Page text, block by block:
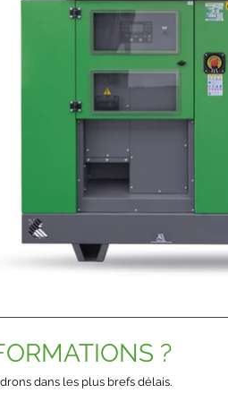
?
dans les plus brefs délais.